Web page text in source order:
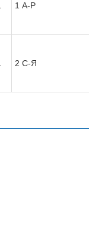
1 А-Р
2 С-Я